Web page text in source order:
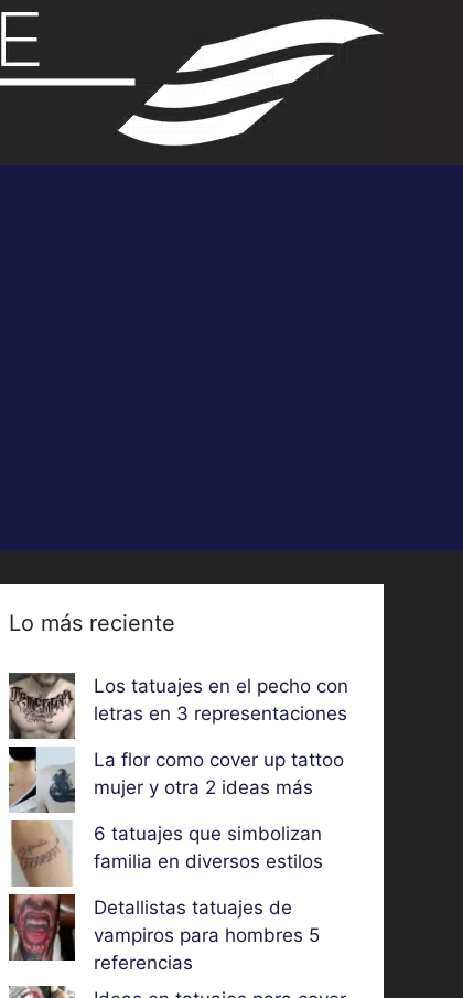
Lo más reciente
Los tatuajes en el pecho con
letras en 3 representaciones
La flor como cover up tattoo
mujer y otra 2 ideas más
6 tatuajes que simbolizan
familia en diversos estilos
Detallistas tatuajes de
vampiros para hombres 5
referencias